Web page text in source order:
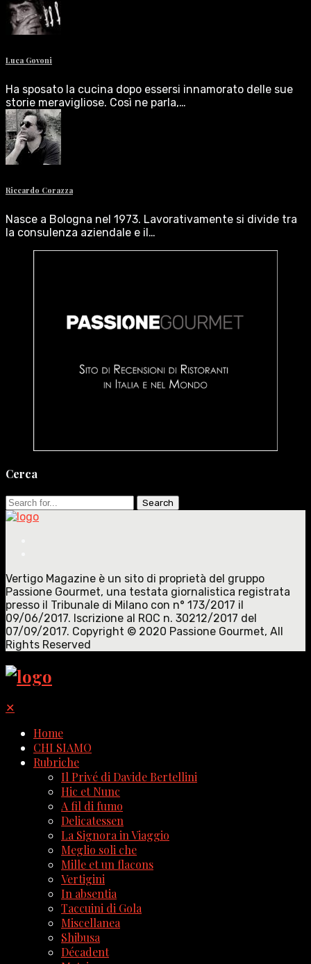
Luca Govoni
Ha sposato la cucina dopo essersi innamorato delle sue
storie meravigliose. Così ne parla,…
Riccardo Corazza
Nasce a Bologna nel 1973. Lavorativamente si divide tra
la consulenza aziendale e il…
Cerca
Search
for:
Vertigo Magazine è un sito di proprietà del gruppo
Passione Gourmet, una testata giornalistica registrata
presso il Tribunale di Milano con n° 173/2017 il
09/06/2017. Iscrizione al ROC n. 30212/2017 del
07/09/2017. Copyright © 2020 Passione Gourmet, All
Rights Reserved
✕
Home
CHI SIAMO
Rubriche
Il Privé di Davide Bertellini
Hic et Nunc
A fil di fumo
Delicatessen
La Signora in Viaggio
Meglio soli che
Mille et un flacons
Vertigini
In absentia
Taccuini di Gola
Miscellanea
Shibusa
Décadent